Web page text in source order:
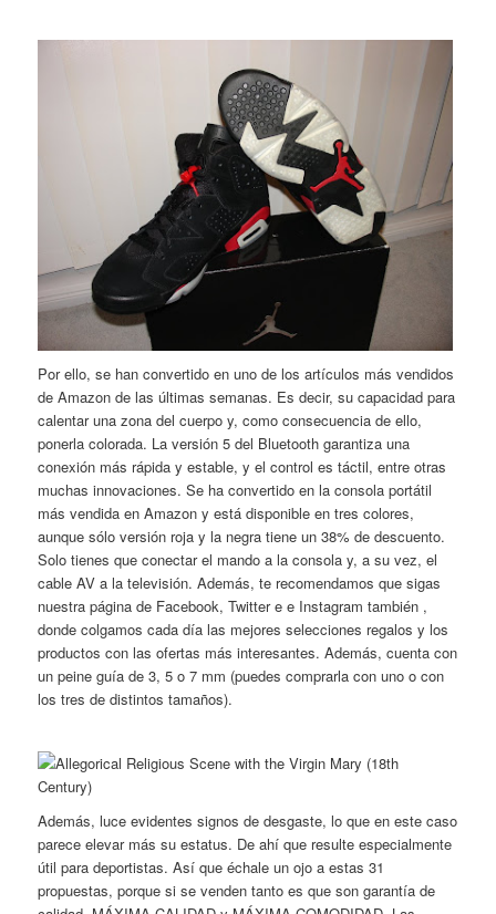
Por ello, se han convertido en uno de los artículos más vendidos
de Amazon de las últimas semanas. Es decir, su capacidad para
calentar una zona del cuerpo y, como consecuencia de ello,
ponerla colorada. La versión 5 del Bluetooth garantiza una
conexión más rápida y estable, y el control es táctil, entre otras
muchas innovaciones. Se ha convertido en la consola portátil
más vendida en Amazon y está disponible en tres colores,
aunque sólo versión roja y la negra tiene un 38% de descuento.
Solo tienes que conectar el mando a la consola y, a su vez, el
cable AV a la televisión. Además, te recomendamos que sigas
nuestra página de Facebook, Twitter e e Instagram también ,
donde colgamos cada día las mejores selecciones regalos y los
productos con las ofertas más interesantes. Además, cuenta con
un peine guía de 3, 5 o 7 mm (puedes comprarla con uno o con
los tres de distintos tamaños).
Además, luce evidentes signos de desgaste, lo que en este caso
parece elevar más su estatus. De ahí que resulte especialmente
útil para deportistas. Así que échale un ojo a estas 31
propuestas, porque si se venden tanto es que son garantía de